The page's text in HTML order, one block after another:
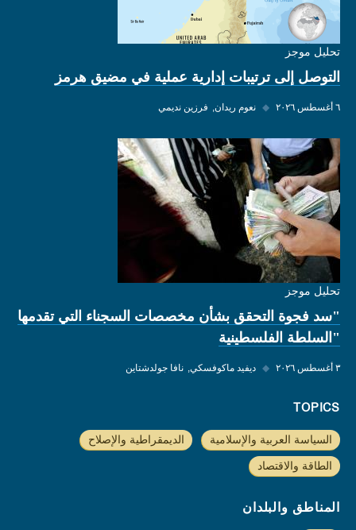
تحليل موجز
التوصل إلى ترتيبات إدارية عملية في مضيق هرمز
٦ أغسطس ٢٠٢٦ ◆ نعوم ريدان فرزين نديمي
تحليل موجز
"سد فجوة التحقق بشأن مخصصات السجناء التي تقدمها
"السلطة الفلسطينية
٣ أغسطس ٢٠٢٦ ◆ ديفيد ماكوفسكي نافا جولدشتاين
TOPICS
السياسة العربية والإسلامية الديمقراطية والإصلاح
الطاقة والاقتصاد
المناطق والبلدان